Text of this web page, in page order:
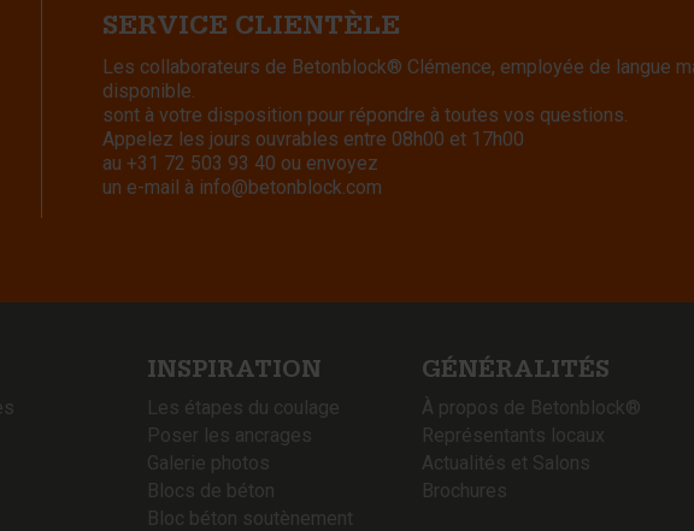
SERVICE CLIENTÈLE
Les collaborateurs de Betonblock® Clémence, employée de langue
disponible.
sont à votre disposition pour répondre à toutes vos questions.
Appelez les jours ouvrables entre 08h00 et 17h00
au +31 72 503 93 40 ou envoyez
un e-mail à info@betonblock.com
INSPIRATION
Les étapes du coulage
Poser les ancrages
Galerie photos
Blocs de béton
Bloc béton soutènement
GÉNÉRALITÉS
À propos de Betonblock®
Représentants locaux
Actualités et Salons
Brochures